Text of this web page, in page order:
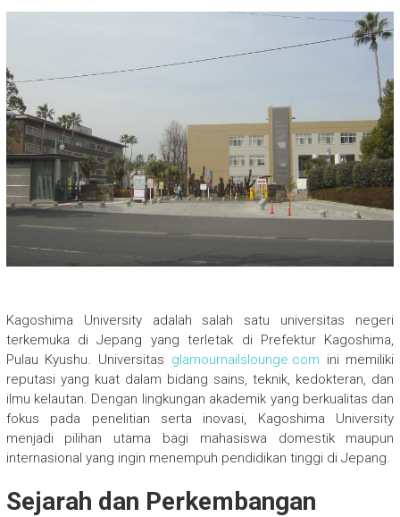
Kagoshima University adalah salah satu universitas negeri
terkemuka di Jepang yang terletak di Prefektur Kagoshima,
Pulau Kyushu. Universitas glamournailslounge.com ini memiliki
reputasi yang kuat dalam bidang sains, teknik, kedokteran, dan
ilmu kelautan. Dengan lingkungan akademik yang berkualitas dan
fokus pada penelitian serta inovasi, Kagoshima University
menjadi pilihan utama bagi mahasiswa domestik maupun
internasional yang ingin menempuh pendidikan tinggi di Jepang.
Sejarah dan Perkembangan